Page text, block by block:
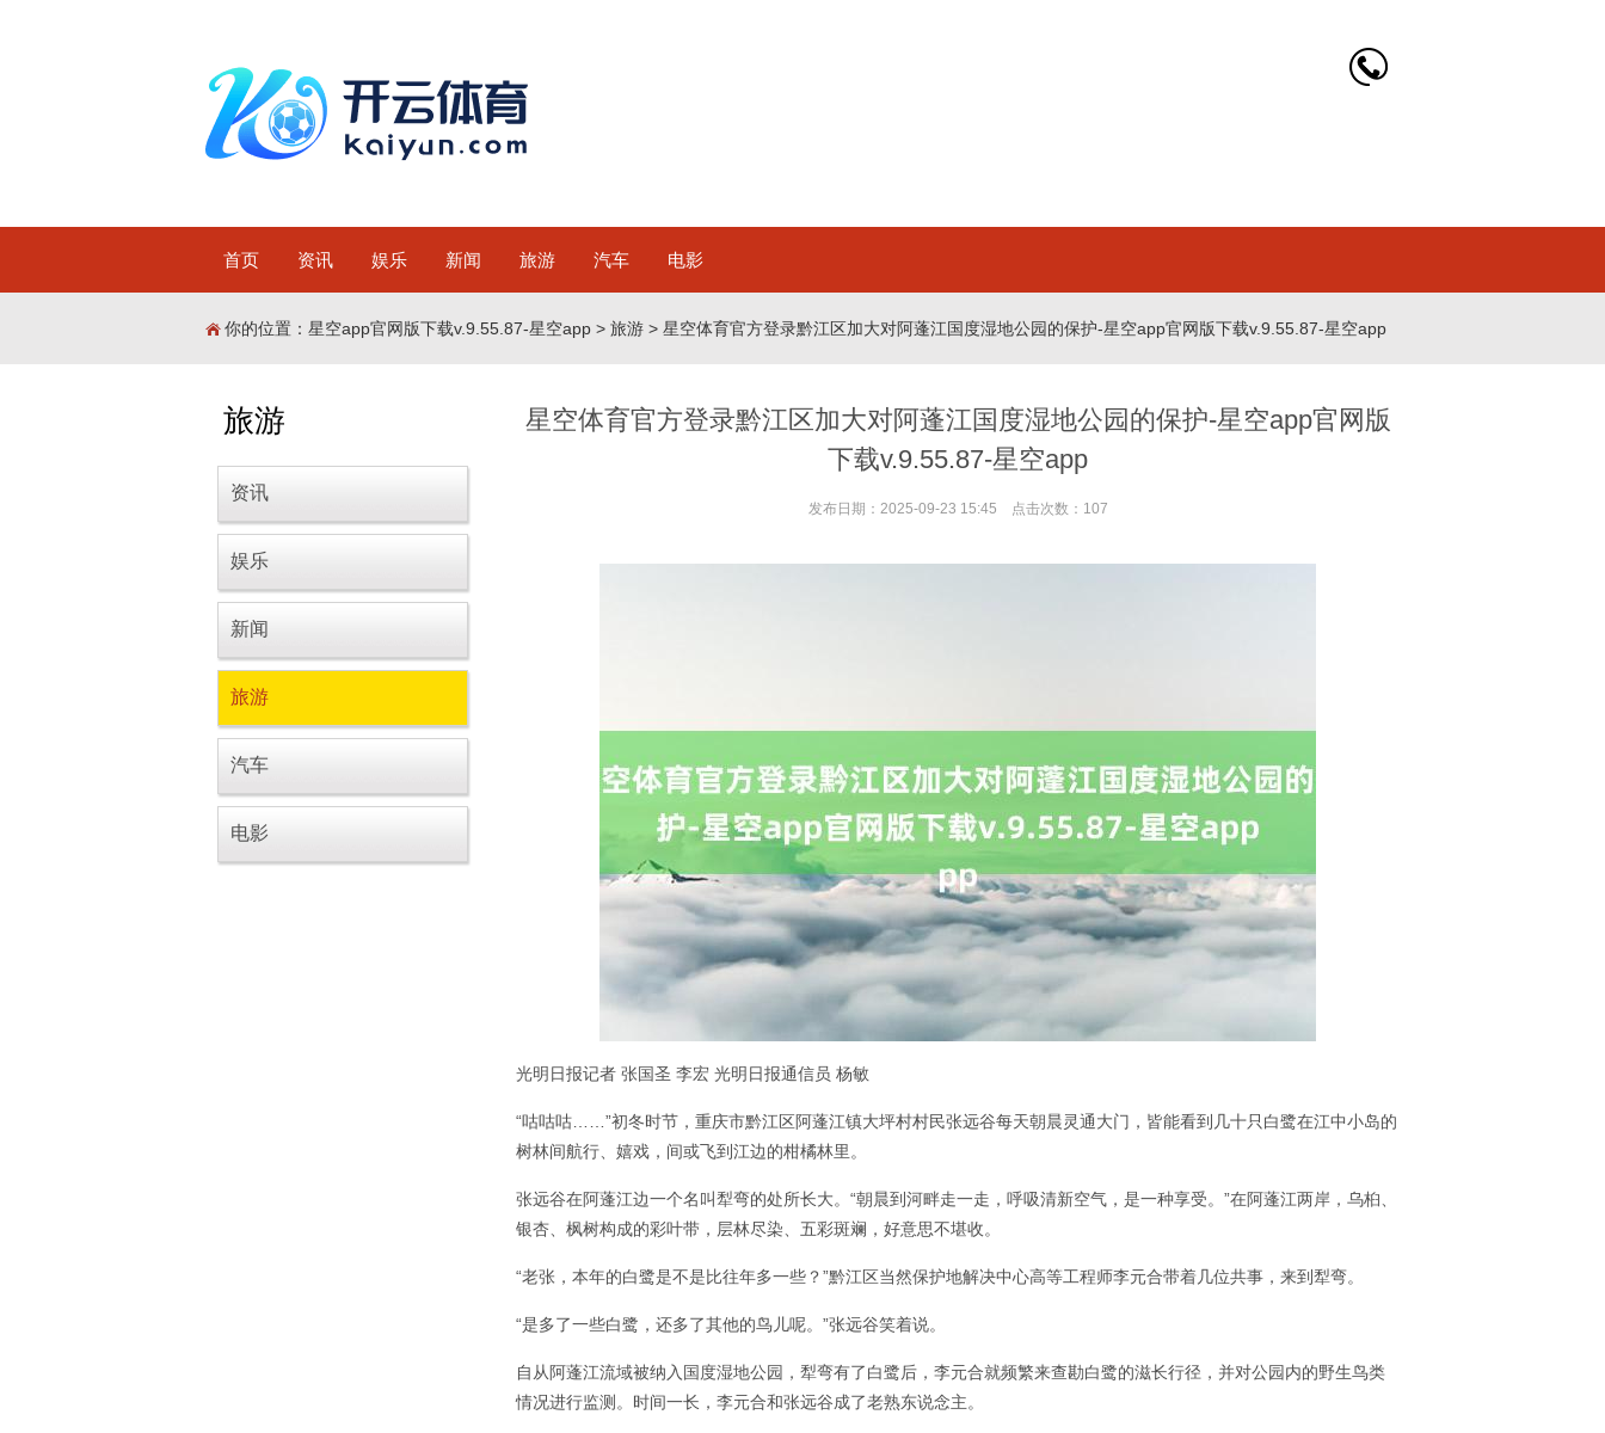
首页 资讯 娱乐 新闻 旅游 汽车 电影
你的位置： 星空app官网版下载v.9.55.87-星空app > 旅游 > 星空体育官方登录黔江区加大对阿蓬江国度湿地公园的保护-星空app官网版下载v.9.55.87-星空app
星空体育官方登录黔江区加大对阿蓬江国度湿地公园的保护-星空app官网版
下载v.9.55.87-星空app
发布日期：2025-09-23 15:45 点击次数：107
光明日报记者 张国圣 李宏 光明日报通信员 杨敏
“咕咕咕……”初冬时节，重庆市黔江区阿蓬江镇大坪村村民张远谷每天朝晨灵通大门，皆能看到几十只白鹭在江中小岛的
树林间航行、嬉戏，间或飞到江边的柑橘林里。
张远谷在阿蓬江边一个名叫犁弯的处所长大。“朝晨到河畔走一走，呼吸清新空气，是一种享受。”在阿蓬江两岸，乌桕、
银杏、枫树构成的彩叶带，层林尽染、五彩斑斓，好意思不堪收。
“老张，本年的白鹭是不是比往年多一些？”黔江区当然保护地解决中心高等工程师李元合带着几位共事，来到犁弯。
“是多了一些白鹭，还多了其他的鸟儿呢。”张远谷笑着说。
自从阿蓬江流域被纳入国度湿地公园，犁弯有了白鹭后，李元合就频繁来查勘白鹭的滋长行径，并对公园内的野生鸟类
情况进行监测。时间一长，李元合和张远谷成了老熟东说念主。
旅游
资讯
娱乐
新闻
旅游
汽车
电影